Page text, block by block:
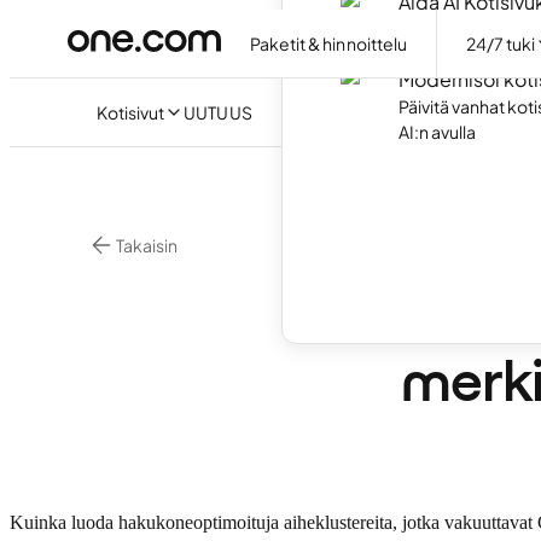
Paketit & hinnoittelu 24/7 tuki
Kotisivut UUTUUS
Modernisoi
Päivitä vanhat
AI:n avulla
Takaisin
Kuinka luoda hakukoneoptimoituja aiheklustereita, jotka vakuuttavat